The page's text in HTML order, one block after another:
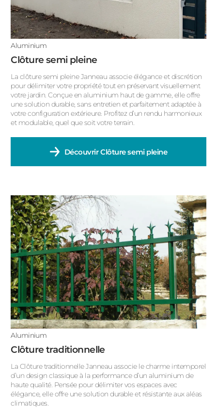
Aluminium
Clôture semi pleine
La clôture semi pleine Janneau associe élégance et discrétion
pour délimiter votre propriété tout en préservant visuellement
votre jardin. Conçue en aluminium haut de gamme, elle offre
une solution durable, sans entretien et parfaitement adaptée à
votre configuration extérieure. Profitez d’un rendu harmonieux
et modulable, quel que soit votre terrain.
DécouvrirClôture semi pleine
Aluminium
Clôture traditionnelle
La Clôture traditionnelle Janneau associe le charme intemporel
d’un design classique à la performance d’un aluminium de
haute qualité. Pensée pour délimiter vos espaces avec
élégance, elle offre une solution durable et résistante aux aléas
climatiques.